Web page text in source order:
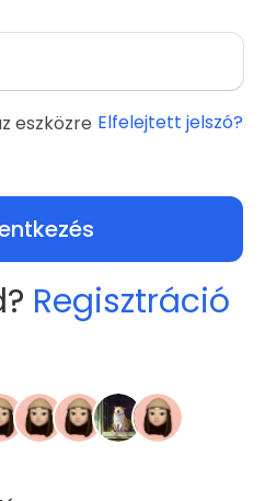
eszközre Elfelejtett jelszó?
Regisztráció